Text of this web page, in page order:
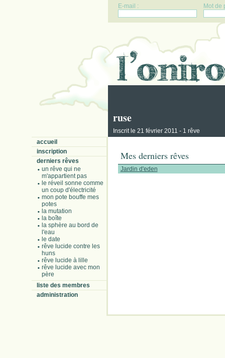
E-mail : Mot de
ruse
Inscrit le 21 février 2011 - 1 rêve
accueil
inscription
derniers rêves
un rêve qui ne
m'appartient pas
le réveil sonne comme
un coup d'électricité
mon pote bouffe mes
potes
la mutation
la boîte
la sphère au bord de
l'eau
le date
rêve lucide contre les
huns
rêve lucide à lille
rêve lucide avec mon
père
liste des membres
administration
Mes derniers rêves
Jardin d'eden